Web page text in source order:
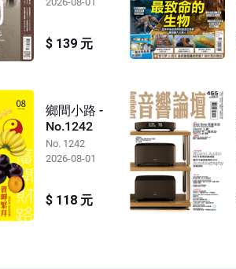
$ 139 元
鄉間小路 -
No.1242
No. 1242
2026-08-01
$ 118 元